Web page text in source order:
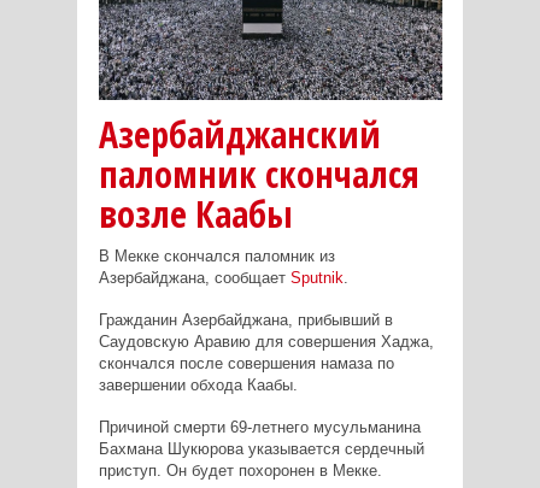
Азербайджанский
паломник скончался
возле Каабы
В Мекке скончался паломник из
Азербайджана, сообщает Sputnik.
Гражданин Азербайджана, прибывший в
Саудовскую Аравию для совершения Хаджа,
скончался после совершения намаза по
завершении обхода Каабы.
Причиной смерти 69-летнего мусульманина
Бахмана Шукюрова указывается сердечный
приступ. Он будет похоронен в Мекке.